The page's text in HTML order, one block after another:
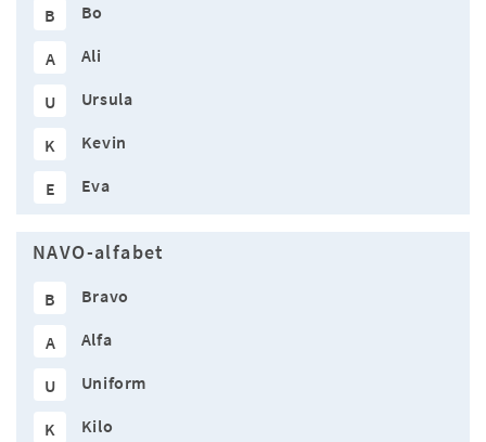
B Bo
A Ali
U Ursula
K Kevin
E Eva
NAVO-alfabet
B Bravo
A Alfa
U Uniform
K Kilo